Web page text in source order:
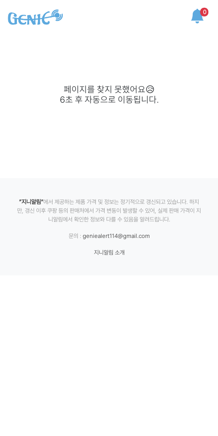
0
페이지를 찾지 못했어요😥
6초 후 자동으로 이동됩니다.
”지니알림”에서 제공하는 제품 가격 및 정보는 정기적으로 갱신되고 있습니다. 하지
만, 갱신 이후 쿠팡 등의 판매처에서 가격 변동이 발생할 수 있어, 실제 판매 가격이 지
니알림에서 확인한 정보와 다를 수 있음을 알려드립니다.
문의 : geniealert114@gmail.com
지니알림 소개